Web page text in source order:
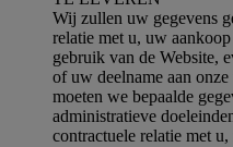
Wij zullen uw gegevens
relatie met u, uw
gebruik van de Website,
of uw deelname aan
moeten we bepaalde
administratieve
contractuele relatie met